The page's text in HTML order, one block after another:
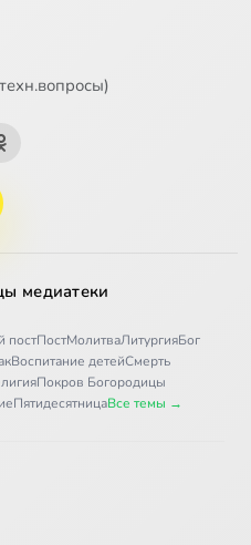
медиатеки
постПостМолитваЛитургияБог
Воспитание детейСмерть
Покров Богородицы
ПятидесятницаВсе темы →